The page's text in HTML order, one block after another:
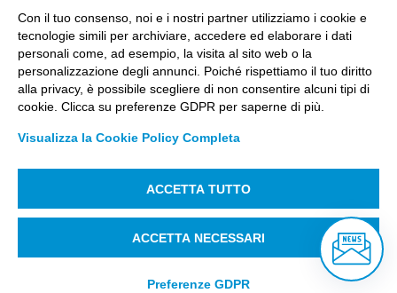
18.235.000,00
Registro Imprese Biella C. F. e numero 01491490023 –
R.E.A. CCIAA BI n. 142579 – Partita IVA 01491490023
PEC:amm.cittastudi@pec.ptbiellese.it–
megaweb@pec.ptbiellese.it
Informative Privacy–Privacy Policy
preferenze Cookie–Whistleblowing– Designed by
Koodit
Con il tuo consenso, noi e i nostri partner utilizziamo i cookie e
tecnologie simili per archiviare, accedere ed elaborare i dati
personali come, ad esempio, la visita al sito web o la
personalizzazione degli annunci. Poiché rispettiamo il tuo diritto
alla privacy, è possibile scegliere di non consentire alcuni tipi di
cookie. Clicca su preferenze GDPR per saperne di più.
Visualizza la Cookie Policy Completa
ACCETTA TUTTO
ACCETTA NECESSARI
Preferenze GDPR